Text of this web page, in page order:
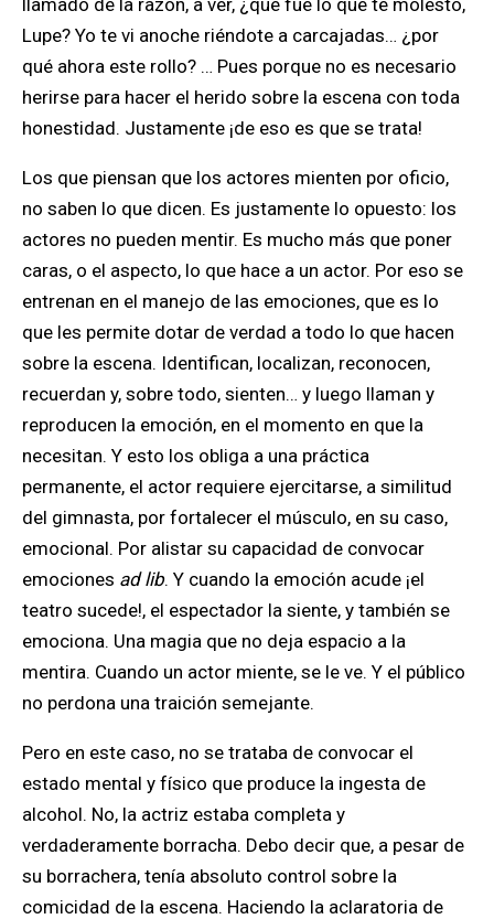
llamado de la razón, a ver, ¿qué fue lo que te molestó,
Lupe? Yo te vi anoche riéndote a carcajadas… ¿por
qué ahora este rollo? … Pues porque no es necesario
herirse para hacer el herido sobre la escena con toda
honestidad. Justamente ¡de eso es que se trata!
Los que piensan que los actores mienten por oficio,
no saben lo que dicen. Es justamente lo opuesto: los
actores no pueden mentir. Es mucho más que poner
caras, o el aspecto, lo que hace a un actor. Por eso se
entrenan en el manejo de las emociones, que es lo
que les permite dotar de verdad a todo lo que hacen
sobre la escena. Identifican, localizan, reconocen,
recuerdan y, sobre todo, sienten… y luego llaman y
reproducen la emoción, en el momento en que la
necesitan. Y esto los obliga a una práctica
permanente, el actor requiere ejercitarse, a similitud
del gimnasta, por fortalecer el músculo, en su caso,
emocional. Por alistar su capacidad de convocar
emociones ad lib. Y cuando la emoción acude ¡el
teatro sucede!, el espectador la siente, y también se
emociona. Una magia que no deja espacio a la
mentira. Cuando un actor miente, se le ve. Y el público
no perdona una traición semejante.
Pero en este caso, no se trataba de convocar el
estado mental y físico que produce la ingesta de
alcohol. No, la actriz estaba completa y
verdaderamente borracha. Debo decir que, a pesar de
su borrachera, tenía absoluto control sobre la
comicidad de la escena. Haciendo la aclaratoria de